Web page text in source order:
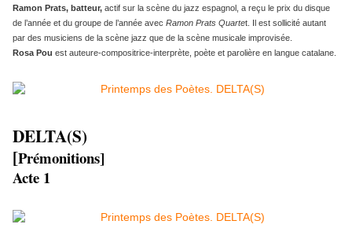
Ramon Prats, batteur, actif sur la scène du jazz espagnol, a reçu le prix du disque
de l’année et du groupe de l’année avec Ramon Prats Quartet. Il est sollicité autant
par des musiciens de la scène jazz que de la scène musicale improvisée.
Rosa Pou est auteure-compositrice-interprète, poète et parolière en langue catalane.
DELTA(S)
[Prémonitions]
Acte 1